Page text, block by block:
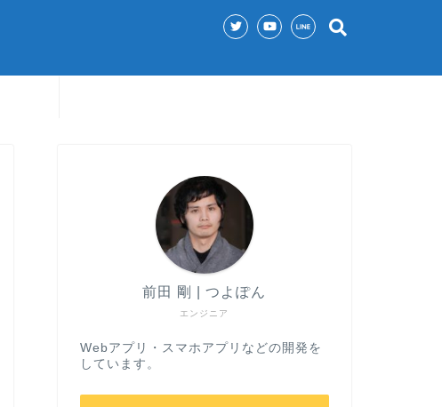
エンジニア
前田 剛 | つよぽん
Webアプリ・スマホアプリなどの開発を
しています。